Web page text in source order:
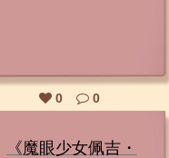
0 0
《魔眼少女佩吉・